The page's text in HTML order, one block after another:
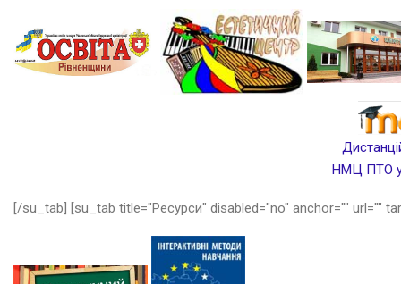
НМЦ ПТО у
[/su_tab] [su_tab title="Ресурси" disabled="no" anchor="" url=""